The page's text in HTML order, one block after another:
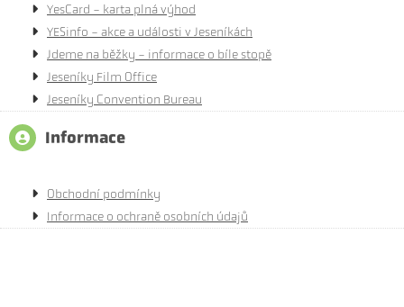
YesCard - karta plná výhod
YESinfo - akce a události v Jeseníkách
Jdeme na běžky - informace o bíle stopě
Jeseníky Film Office
Jeseníky Convention Bureau
Informace
Obchodní podmínky
Informace o ochraně osobních údajů